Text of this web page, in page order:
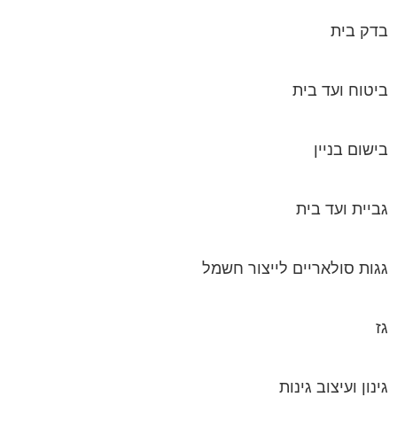
בדק בית
ביטוח ועד בית
בישום בניין
גביית ועד בית
גגות סולאריים לייצור חשמל
גז
גינון ועיצוב גינות